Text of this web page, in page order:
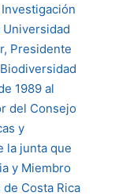
Presidente
1989 al
del Consejo
y
la junta que
y Miembro
Costa Rica